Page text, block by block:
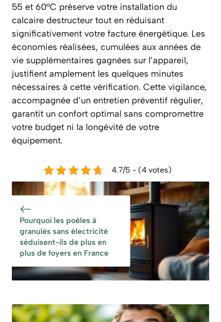
55 et 60°C préserve votre installation du
calcaire destructeur tout en réduisant
significativement votre facture énergétique. Les
économies réalisées, cumulées aux années de
vie supplémentaires gagnées sur l’appareil,
justifient amplement les quelques minutes
nécessaires à cette vérification. Cette vigilance,
accompagnée d’un entretien préventif régulier,
garantit un confort optimal sans compromettre
votre budget ni la longévité de votre
équipement.
4.7/5 - (4 votes)
Pourquoi les poêles à
granulés sans électricité
séduisent-ils de plus en
plus de foyers en France